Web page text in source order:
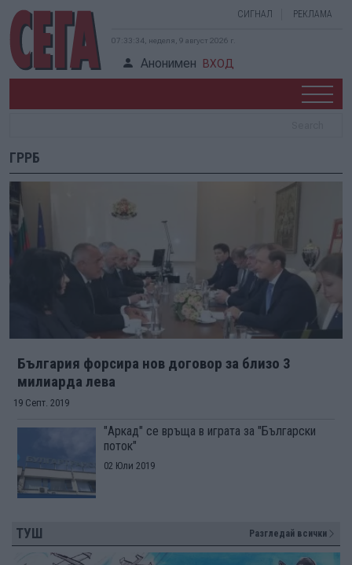
СИГНАЛ РЕКЛАМА
07:33:34, неделя, 9 август 2026 г.
Анонимен ВХОД
ГРРБ
България форсира нов договор за близо 3
милиарда лева
19 Септ. 2019
"Аркад" се връща в играта за "Български
поток"
02 Юли 2019
ТУШ Разгледай всички